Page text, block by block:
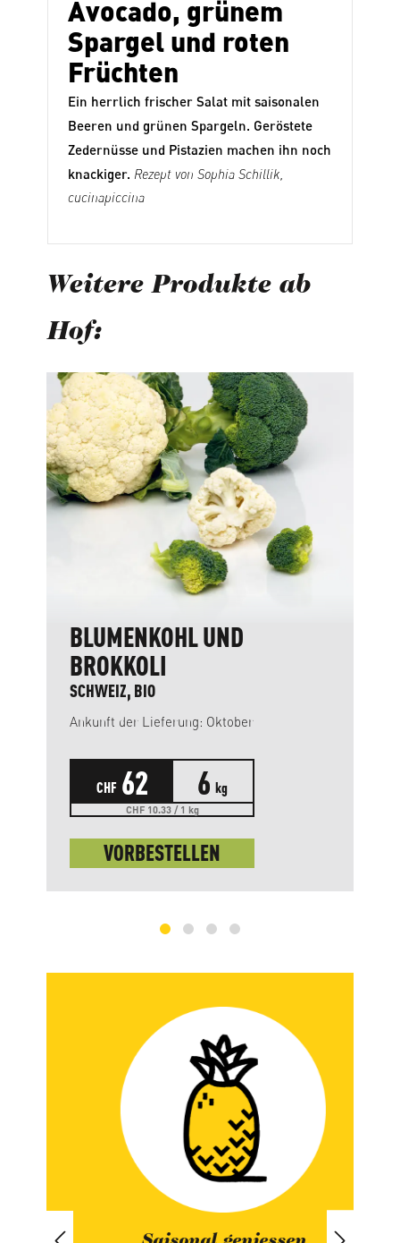
Avocado, grünem
Spargel und roten
Früchten
Ein herrlich frischer Salat mit saisonalen
Beeren und grünen Spargeln. Geröstete
Zedernüsse und Pistazien machen ihn noch
knackiger. Rezept von Sophia Schillik,
cucinapiccina
Weitere Produkte ab
Hof:
Produktgalerie überspringen
BLUMENKOHL UND
BROKKOLI
SCHWEIZ, BIO
Ankunft der Lieferung: Oktober
CHF 62 6 kg
CHF 10.33 / 1 kg
VORBESTELLEN